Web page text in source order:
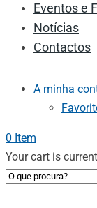
Eventos e
Notícias
Contactos
A minha
0 Item
Your cart is